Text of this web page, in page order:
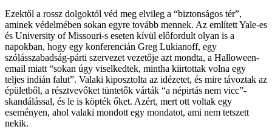
Ezektől a rossz dolgoktól véd meg elvileg a “biztonságos tér”,
aminek védelmében sokan egyre tovább mennek. Az említett Yale-es
és University of Missouri-s eseten kívül előfordult olyan is a
napokban, hogy egy konferencián Greg Lukianoff, egy
szólásszabadság-párti szervezet vezetője azt mondta, a Halloween-
email miatt “sokan úgy viselkedtek, mintha kiirtottak volna egy
teljes indián falut”. Valaki kiposztolta az idézetet, és mire távoztak az
épületből, a résztvevőket tüntetők várták “a népirtás nem vicc”-
skandálással, és le is köpték őket. Azért, mert ott voltak egy
eseményen, ahol valaki mondott egy mondatot, ami nem tetszett
nekik.